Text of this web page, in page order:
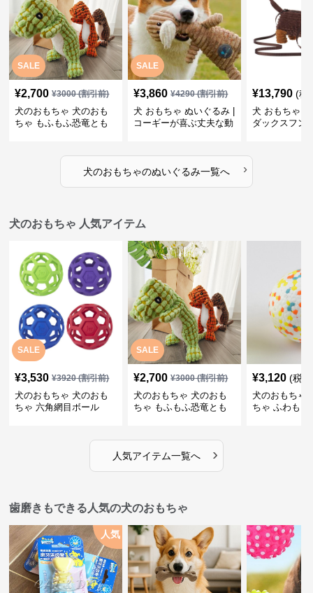
SALE
¥2,700 ¥3000(割引前)
犬のおもちゃ 犬のおも
ちゃ もふもふ恐竜とも
SALE
¥3,860 ¥4290(割引前)
犬 おもちゃ ぬいぐるみ |
コーギーが喜ぶ丈夫な動
¥13,790 (税
犬 おもちゃ
ダックスフン
犬のおもちゃのぬいぐるみ一覧へ ›
犬のおもちゃ 人気アイテム
SALE
¥3,530 ¥3920(割引前)
犬のおもちゃ 犬のおも
ちゃ 六角網目ボール
SALE
¥2,700 ¥3000(割引前)
犬のおもちゃ 犬のおも
ちゃ もふもふ恐竜とも
¥3,120 (税
犬のおもちゃ
ちゃ ふわもこ
人気アイテム一覧へ ›
歯磨きもできる人気の犬のおもちゃ
人気